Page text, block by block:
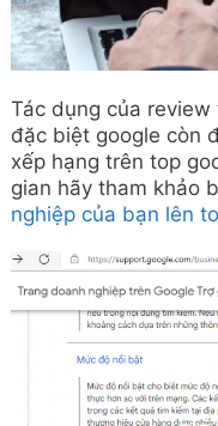
Tác dụng của
đặc biệt google còn
xếp hạng trên top
gian hãy tham khảo
nghiệp của bạn lên